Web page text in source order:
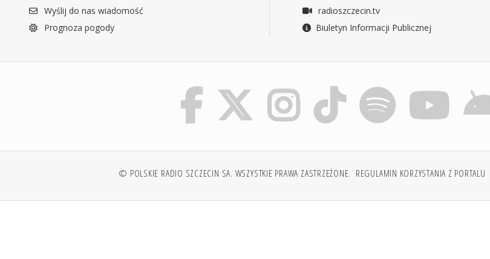
Wyślij do nas wiadomość
Prognoza pogody
radioszczecin.tv
Biuletyn Informacji Publicznej
© POLSKIE RADIO SZCZECIN SA. WSZYSTKIE PRAWA ZASTRZEŻONE. REGULAMIN KORZYSTANIA Z PORTALU